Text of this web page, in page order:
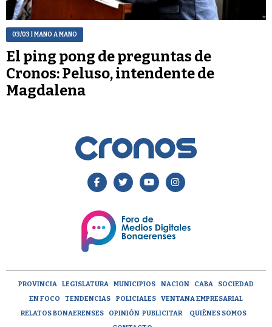
03/03 | MANO A MANO
El ping pong de preguntas de
Cronos: Peluso, intendente de
Magdalena
PROVINCIA LEGISLATURA MUNICIPIOS NACION CABA
SOCIEDAD
EN FOCO
TENDENCIAS POLICIALES
VENTANA EMPRESARIAL
RELATOS BONAERENSES
OPINIÓN PUBLICITAR
QUIÉNES SOMOS